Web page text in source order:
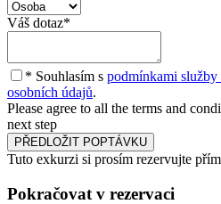
Váš dotaz*
* Souhlasím s podmínkami služby
osobních údajů.
Please agree to all the terms and
next step
Tuto exkurzi si prosím rezervujte
Pokračovat v rezervaci